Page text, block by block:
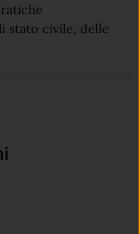
stato civile, delle